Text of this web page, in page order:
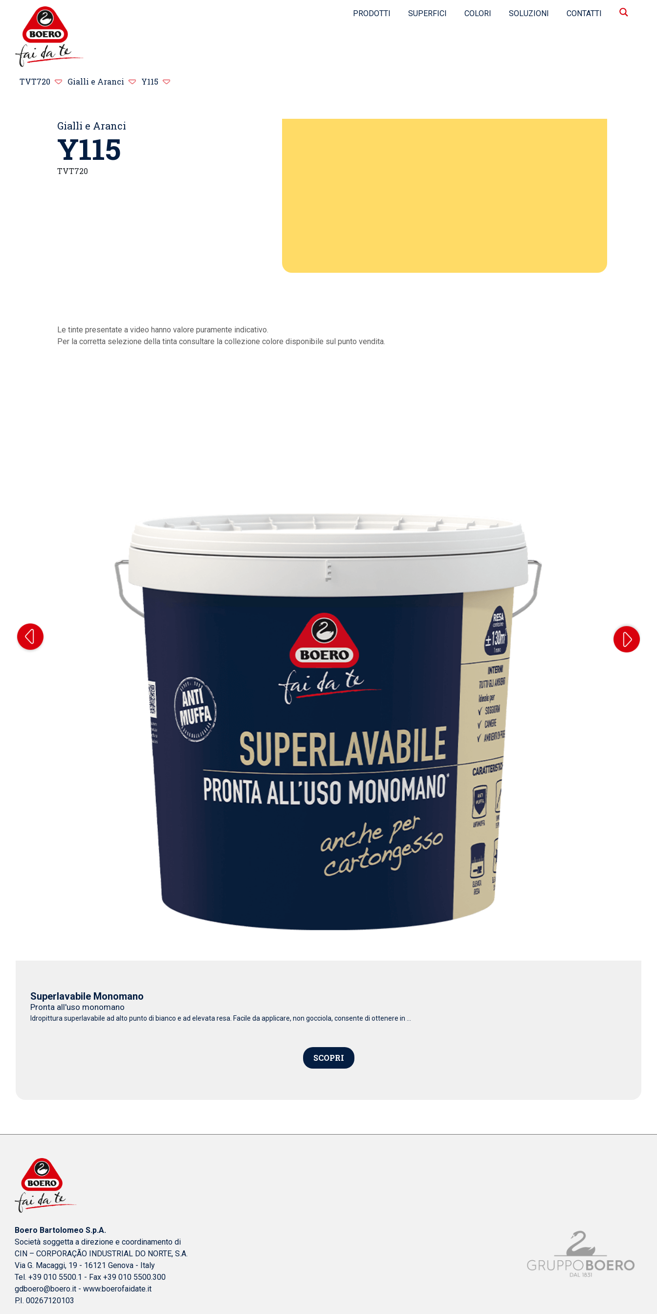
PRODOTTI SUPERFICI COLORI SOLUZIONI CONTATTI
TVT720 Gialli e Aranci Y115
Gialli e Aranci
Y115
TVT720
Le tinte presentate a video hanno valore puramente indicativo.
Per la corretta selezione della tinta consultare la collezione colore disponibile sul punto vendita.
Superlavabile Monomano
Pronta all'uso monomano
Idropittura superlavabile ad alto punto di bianco e ad elevata resa. Facile da applicare, non gocciola, consente di ottenere in ...
SCOPRI
Boero Bartolomeo S.p.A.
Società soggetta a direzione e coordinamento di
CIN – CORPORAÇÃO INDUSTRIAL DO NORTE, S.A.
Via G. Macaggi, 19 - 16121 Genova - Italy
Tel. +39 010 5500.1 - Fax +39 010 5500.300
gdboero@boero.it - www.boerofaidate.it
P.I. 00267120103